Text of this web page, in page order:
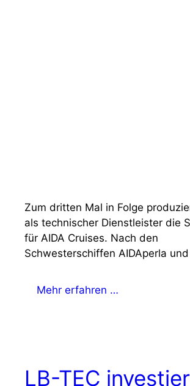
Zum dritten Mal in Folge
als technischer Dienstleister die
für AIDA Cruises. Nach den
Schwesterschiffen AIDAperla
Mehr erfahren …
LB-TEC